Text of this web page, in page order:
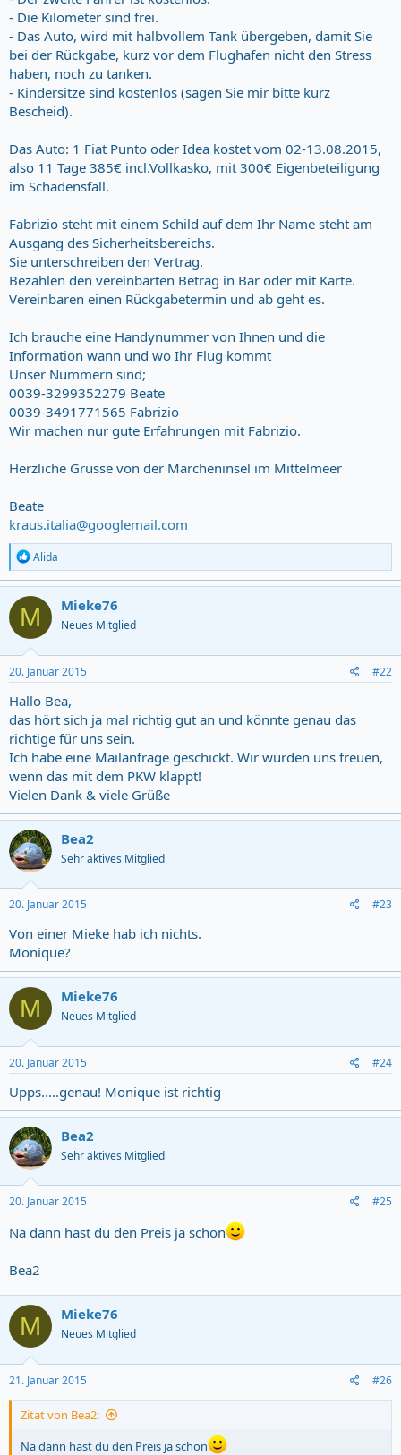
- Die Kilometer sind frei.
- Das Auto, wird mit halbvollem Tank übergeben, damit Sie
bei der Rückgabe, kurz vor dem Flughafen nicht den Stress
haben, noch zu tanken.
- Kindersitze sind kostenlos (sagen Sie mir bitte kurz
Bescheid).
Das Auto: 1 Fiat Punto oder Idea kostet vom 02-13.08.2015,
also 11 Tage 385€ incl.Vollkasko, mit 300€ Eigenbeteiligung
im Schadensfall.
Fabrizio steht mit einem Schild auf dem Ihr Name steht am
Ausgang des Sicherheitsbereichs.
Sie unterschreiben den Vertrag.
Bezahlen den vereinbarten Betrag in Bar oder mit Karte.
Vereinbaren einen Rückgabetermin und ab geht es.
Ich brauche eine Handynummer von Ihnen und die
Information wann und wo Ihr Flug kommt
Unser Nummern sind;
0039-3299352279 Beate
0039-3491771565 Fabrizio
Wir machen nur gute Erfahrungen mit Fabrizio.
Herzliche Grüsse von der Märcheninsel im Mittelmeer
Beate
kraus.italia@googlemail.com
R
e
a
c
t
i
o
n
s
:
Alida
M Mieke76
Neues Mitglied
20. Januar 2015 #22
Hallo Bea,
das hört sich ja mal richtig gut an und könnte genau das
richtige für uns sein.
Ich habe eine Mailanfrage geschickt. Wir würden uns freuen,
wenn das mit dem PKW klappt!
Vielen Dank & viele Grüße
Bea2
Sehr aktives Mitglied
20. Januar 2015 #23
Von einer Mieke hab ich nichts.
Monique?
M Mieke76
Neues Mitglied
20. Januar 2015 #24
Upps.....genau! Monique ist richtig
Bea2
Sehr aktives Mitglied
20. Januar 2015 #25
Na dann hast du den Preis ja schon
Bea2
M Mieke76
Neues Mitglied
21. Januar 2015 #26
Zitat von Bea2:
Na dann hast du den Preis ja schon